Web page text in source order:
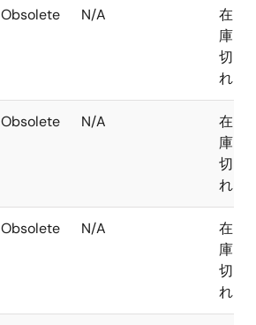
Obsolete N/A
在
庫
切
れ
Obsolete N/A
在
庫
切
れ
Obsolete N/A
在
庫
切
れ